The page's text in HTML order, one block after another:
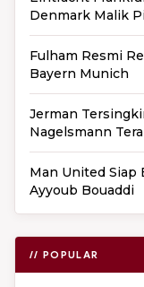
Denmark Malik
Fulham Resmi
Bayern Munich
Jerman
Nagelsmann
Man United Siap
Ayyoub Bouaddi
// POPULAR